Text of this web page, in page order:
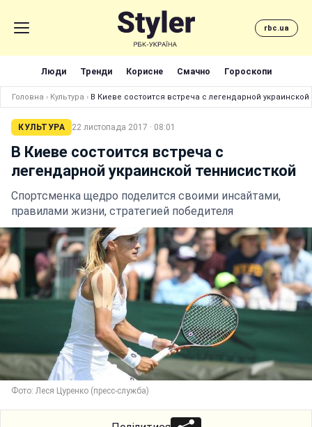
rbc.ua
Люди Тренди Корисне Смачно Гороскопи
Головна › Культура › В Киеве состоится встреча с легендарной украинской
КУЛЬТУРА 22 листопада 2017 · 08:01
В Киеве состоится встреча с
легендарной украинской теннисисткой
Спортсменка щедро поделится своими инсайтами,
правилами жизни, стратегией победителя
Фото: Леся Цуренко (пресс-служба)